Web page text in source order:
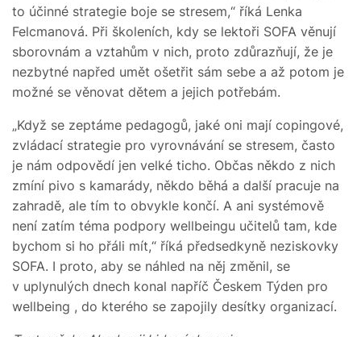
to účinné strategie boje se stresem,“ říká Lenka
Felcmanová. Při školeních, kdy se lektoři SOFA věnují
sborovnám a vztahům v nich, proto zdůrazňují, že je
nezbytné napřed umět ošetřit sám sebe a až potom je
možné se věnovat dětem a jejich potřebám.
„Když se zeptáme pedagogů, jaké oni mají copingové,
zvládací strategie pro vyrovnávání se stresem, často
je nám odpovědí jen velké ticho. Občas někdo z nich
zmíní pivo s kamarády, někdo běhá a další pracuje na
zahradě, ale tím to obvykle končí. A ani systémově
není zatím téma podpory wellbeingu učitelů tam, kde
bychom si ho přáli mít,“ říká předsedkyně neziskovky
SOFA. I proto, aby se náhled na něj změnil, se
v uplynulých dnech konal napříč Českem Týden pro
wellbeing , do kterého se zapojily desítky organizací.